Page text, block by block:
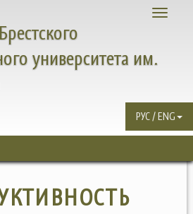
Toggle
университета им.
РУС / ENG